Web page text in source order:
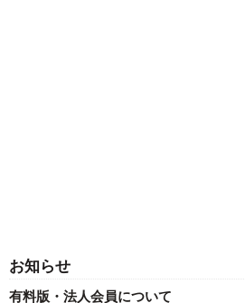
お知らせ
有料版・法人会員について